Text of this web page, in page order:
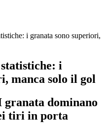
i granata sono superiori,
i
manca solo il gol
dominano
tiri in porta